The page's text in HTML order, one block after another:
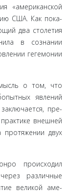
«американской
США. Как пока­
два столетия
в сознании
гегемонии
о том, что
явлений
пре­
внешней
двух
происхо­дил
различные
великой аме­